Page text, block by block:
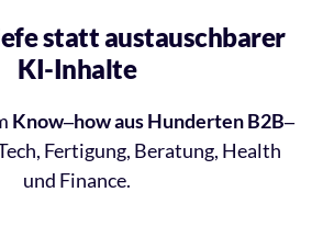
statt austauschbarer
KI-Inhalte
Know‒how aus Hunderten B2B‒
Fertigung, Beratung,
und Finance.